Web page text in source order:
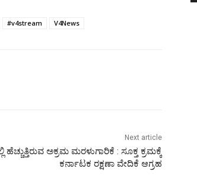
#v4stream V4News
Next article
ಹೆಚ್ಚುತ್ತಿರುವ ಅಕ್ರಮ ಮರಳುಗಾರಿಕೆ : ಸೂಕ್ತ ಕ್ರಮಕ್ಕೆ
ಕರ್ನಾಟಕ ರಕ್ಷಣಾ ವೇದಿಕೆ ಆಗ್ರಹ